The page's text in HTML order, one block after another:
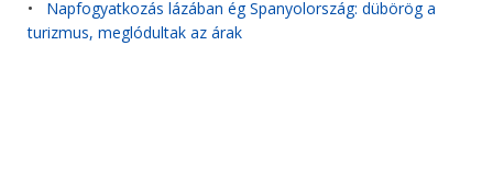
• Napfogyatkozás lázában ég Spanyolország: dübörög a
turizmus, meglódultak az árak